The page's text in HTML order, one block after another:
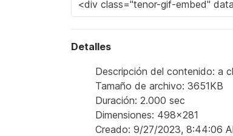
Detalles
Descripción del contenido: a
Tamaño de archivo: 3651KB
Duración: 2.000 sec
Dimensiones: 498x281
Creado: 9/27/2023, 8:44:06